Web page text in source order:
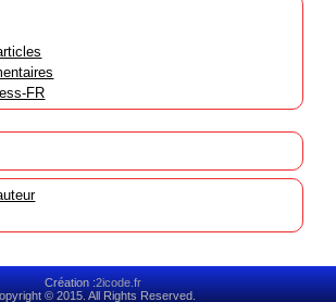
FR
Création :2icode.fr
© 2015. All Rights Reserved.